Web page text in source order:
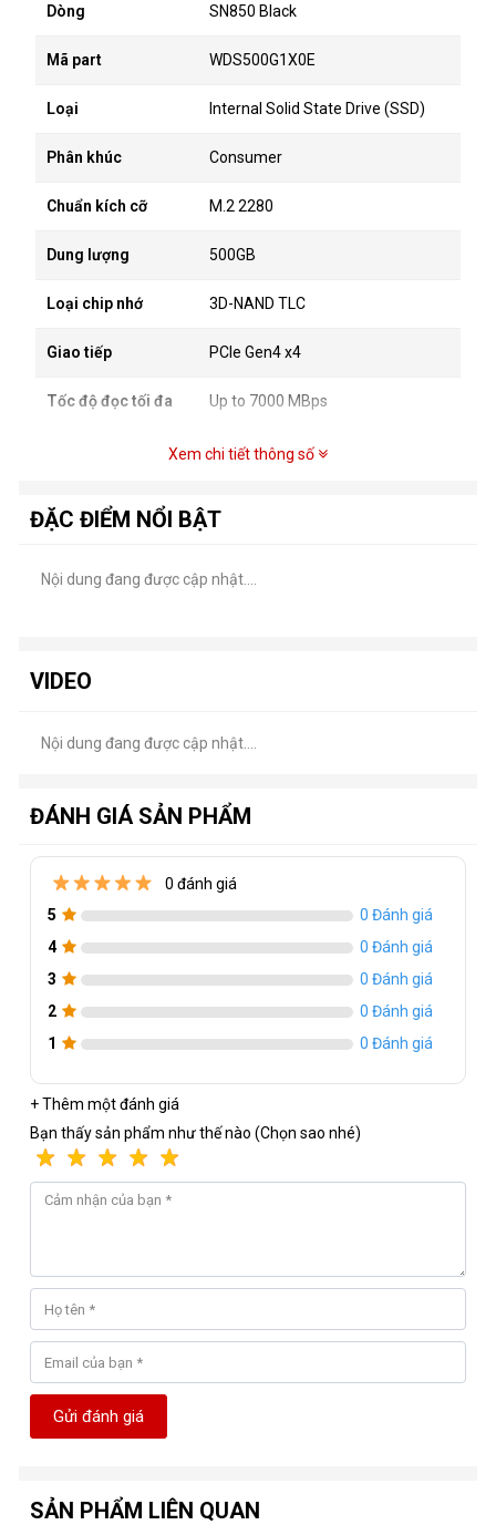
Dòng SN850 Black
Mã part WDS500G1X0E
Loại Internal Solid State Drive (SSD)
Phân khúc Consumer
Chuẩn kích cỡ M.2 2280
Dung lượng 500GB
Loại chip nhớ 3D-NAND TLC
Giao tiếp PCIe Gen4 x4
Tốc độ đọc tối đa Up to 7000 MBps
Up to 4100 MBps
Trọng lượng
Xem chi tiết thông số
ĐẶC ĐIỂM NỔI BẬT
Nội dung đang được cập nhật....
VIDEO
Nội dung đang được cập nhật....
ĐÁNH GIÁ SẢN PHẨM
0 đánh giá
5
0 Đánh giá
4
0 Đánh giá
3
0 Đánh giá
2
0 Đánh giá
1
0 Đánh giá
+ Thêm một đánh giá
Bạn thấy sản phẩm như thế nào (Chọn sao nhé)
Gửi đánh giá
SẢN PHẨM LIÊN QUAN